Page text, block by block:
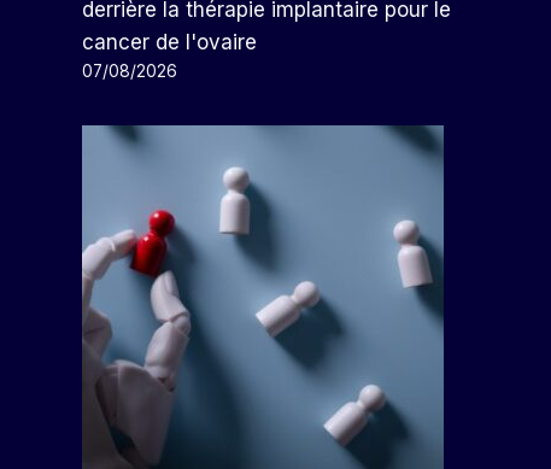
derrière la thérapie implantaire pour le
cancer de l'ovaire
07/08/2026